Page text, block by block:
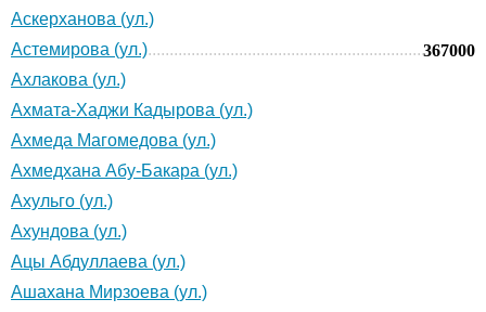
Аскерханова (ул.)
Астемирова (ул.)
367000
Ахлакова (ул.)
Ахмата-Хаджи Кадырова (ул.)
Ахмеда Магомедова (ул.)
Ахмедхана Абу-Бакара (ул.)
Ахульго (ул.)
Ахундова (ул.)
Ацы Абдуллаева (ул.)
Ашахана Мирзоева (ул.)